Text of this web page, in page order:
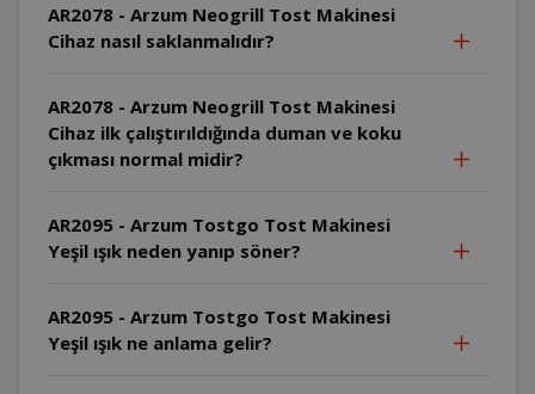
AR2078 - Arzum Neogrill Tost Makinesi
Cihaz nasıl saklanmalıdır?
AR2078 - Arzum Neogrill Tost Makinesi
Cihaz ilk çalıştırıldığında duman ve koku
çıkması normal midir?
AR2095 - Arzum Tostgo Tost Makinesi
Yeşil ışık neden yanıp söner?
AR2095 - Arzum Tostgo Tost Makinesi
Yeşil ışık ne anlama gelir?